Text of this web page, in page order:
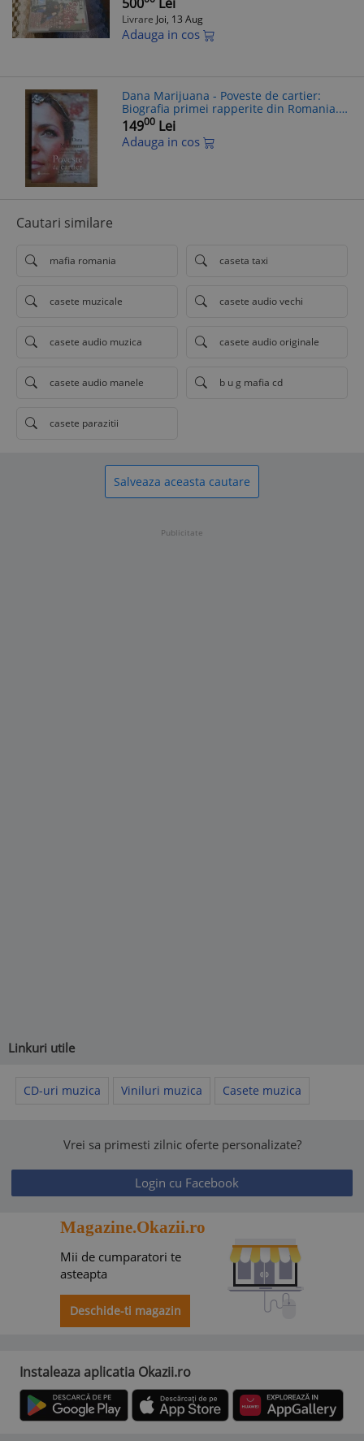
Livrare Joi, 13 Aug
Adauga in cos
Dana Marijuana - Poveste de cartier:
Biografia primei rapperite din Romania.
BUG Mafia, La Familia, Pantelimon,
Salajan. Caseta RAR! Hip-Hop
14900 Lei
Adauga in cos
Cautari similare
mafia romania caseta taxi
casete muzicale casete audio vechi
casete audio muzica casete audio originale
casete audio manele b u g mafia cd
casete parazitii
Salveaza aceasta cautare
Publicitate
Linkuri utile
CD-uri muzica Viniluri muzica Casete muzica
Vrei sa primesti zilnic oferte personalizate?
Login cu Facebook
Magazine.Okazii.ro
Mii de cumparatori te
asteapta
Deschide-ti magazin
Instaleaza aplicatia Okazii.ro